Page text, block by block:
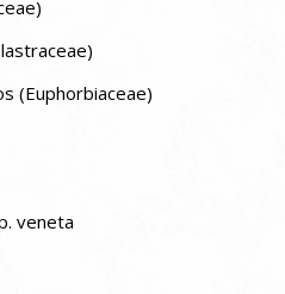
(Euphorbiaceae)
veneta